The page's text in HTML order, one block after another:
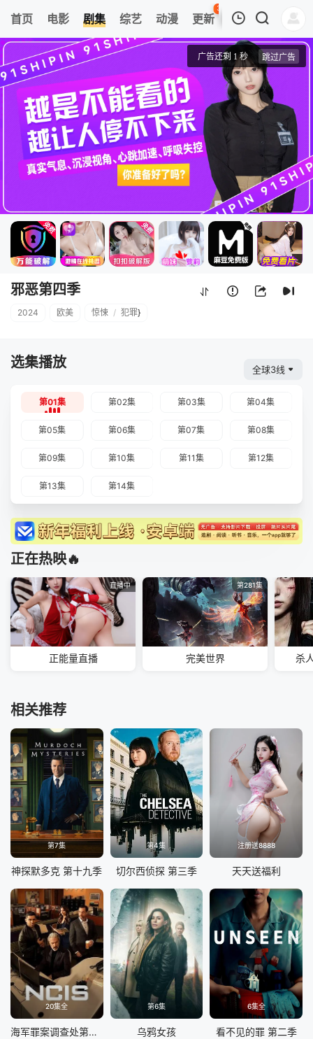
首页 电影 剧集 综艺 动漫 更新
36
热榜 APP
我的观影记录
第01集
邪恶第四季
清空
邪恶第四季
2024 欧美 惊悚 / 犯罪}
选集播放 全球3线
第01集 第02集 第03集 第04集
第05集 第06集 第07集 第08集
第09集 第10集 第11集 第12集
第13集 第14集
正在热映🔥
直播中
正能量直播
第281集
完美世界 杀
相关推荐
第7集
神探默多克 第十九季
第4集
切尔西侦探 第三季
注册送8888
天天送福利
20集全
海军罪案调查处第二十三季
第6集
乌鸦女孩
6集全
看不见的罪 第二季